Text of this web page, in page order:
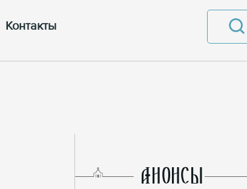
Контакты
AНОНСЫ